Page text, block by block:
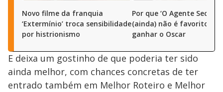
Novo filme da franquia
‘Extermínio’ troca sensibilidade
por histrionismo
Por que ‘O Agente
(ainda) não é favorito
ganhar o Oscar
E deixa um gostinho de que poderia ter sido
ainda melhor, com chances concretas de ter
entrado também em Melhor Roteiro e Melhor